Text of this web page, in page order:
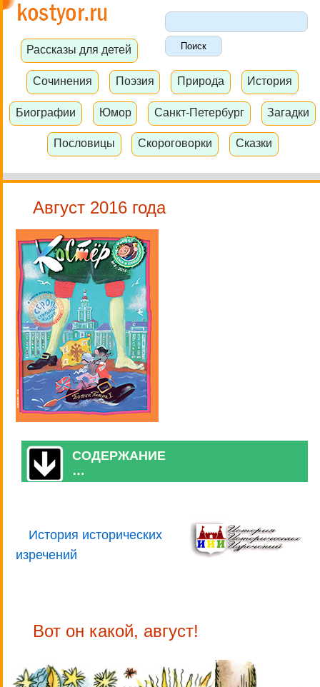
Рассказы для детей
Сочинения Поэзия Природа История
Биографии Юмор Санкт-Петербург Загадки
Пословицы Скороговорки Сказки
Август 2016 года
СОДЕРЖАНИЕ
…
История исторических
изречений
Вот он какой, август!